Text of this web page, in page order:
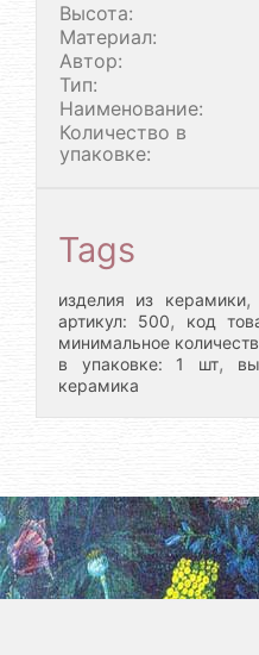
Высота:
Материал:
Автор:
Тип:
Наименование:
Количество в
упаковке:
Tags
изделия из керамики,
артикул: 500, код
минимальное
в упаковке: 1 шт,
керамика